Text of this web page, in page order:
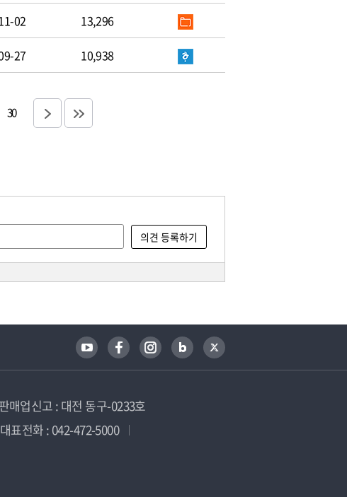
02 13,296
27 10,938
30
매업신고 : 대전 동구-0233호
대표전화 : 042-472-5000